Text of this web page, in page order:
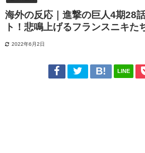
海外の反応｜進撃の巨人4期28
ト！悲鳴上げるフランスニキた
2022年6月2日
LINE